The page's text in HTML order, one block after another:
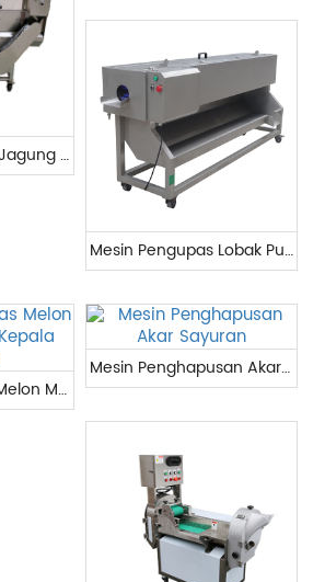
Mesin Pemotong Jagung Lobak
Mesin Pengupas Lobak Putih
Mesin Pengupas Melon Musim Dingin Kepala Ganda
Mesin Penghapusan Akar Sayuran